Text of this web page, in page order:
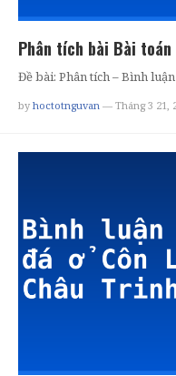
Phân tích bài Bài toán
Đề bài: Phân tích – Bình
by hoctotnguvan — Tháng 3 21,